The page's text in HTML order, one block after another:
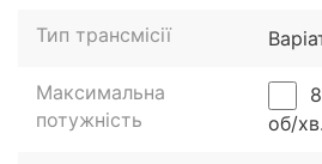
Основні зміни:
Тип трансмісії
Максимальна
потужність
об/хв.